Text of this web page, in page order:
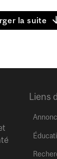
la suite
Liens